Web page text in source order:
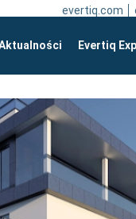
evertiq.com
Evertiq